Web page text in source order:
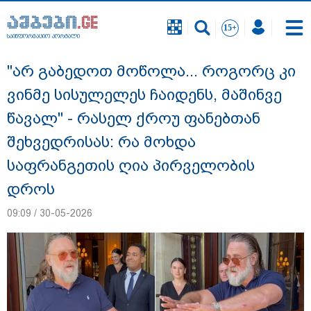
საინფორმაციო პორტალი
გიგა ავალიანის საქმეზე ნია იმნაძეს და
ანასტასია ბერუაშვილს ბრალდება
წარუდგინეს
საინფორმაციო პორტალი
"არ გაბედოთ მოწოლა... როგორც კი
ვინმე სისულელეს ჩაიდენს, მაშინვე
წავალ" - რასელ ქროუ ფანებთან
შეხვედრისას: რა მოხდა
საფრანგეთის ღია პირველობის
დროს
09:09 / 30-05-2026